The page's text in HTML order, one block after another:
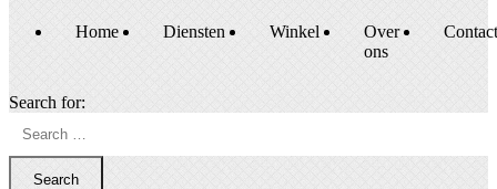
Home Diensten Winkel
Over
ons
Contact
Search for:
Search